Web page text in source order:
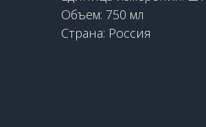
Объем: 750 мл
Страна: Россия